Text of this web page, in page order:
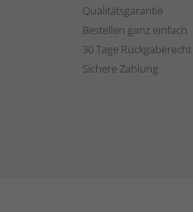
Qualitätsgarantie
Bestellen ganz einfach
30 Tage Rückgaberecht
Sichere Zahlung